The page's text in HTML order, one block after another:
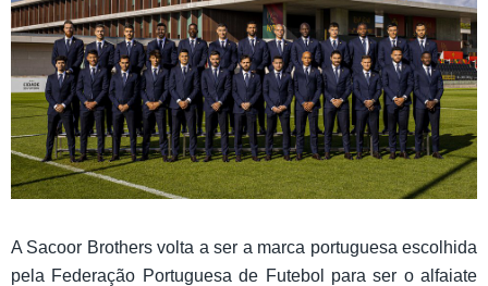
A Sacoor Brothers volta a ser a marca portuguesa escolhida
pela Federação Portuguesa de Futebol para ser o alfaiate